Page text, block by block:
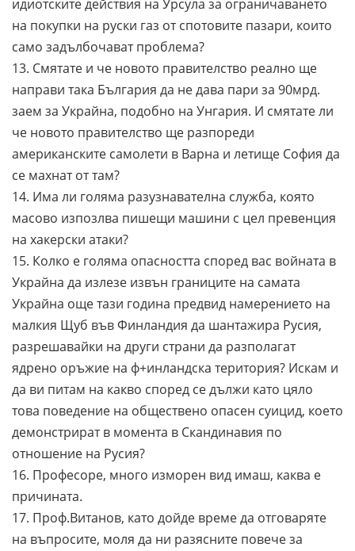
идиотските действия на Урсула за ограничаването
на покупки на руски газ от спотовите пазари, които
само задълбочават проблема?
13. Смятате и че новото правителство реално ще
направи така България да не дава пари за 90мрд.
заем за Украйна, подобно на Унгария. И смятате ли
че новото правителство ще разпореди
американските самолети в Варна и летище София да
се махнат от там?
14. Има ли голяма разузнавателна служба, която
масово изпозлва пишещи машини с цел превенция
на хакерски атаки?
15. Колко е голяма опасността според вас войната в
Украйна да излезе извън границите на самата
Украйна още тази година предвид намерението на
малкия Щуб във Финландия да шантажира Русия,
разрешавайки на други страни да разполагат
ядрено оръжие на ф+инландска територия? Искам и
да ви питам на какво според се дължи като цяло
това поведение на обществено опасен суицид, което
демонстрират в момента в Скандинавия по
отношение на Русия?
16. Професоре, много изморен вид имаш, каква е
причината.
17. Проф.Витанов, като дойде време да отговаряте
на въпросите, моля да ни разясните повече за